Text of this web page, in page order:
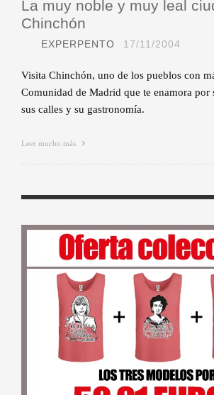
La muy noble y muy leal
Chinchón
EXPERPENTO 17/11/2004
Visita Chinchón, uno de los pueblos con
Comunidad de Madrid que te enamora por
sus calles y su gastronomía.
Leer mucho más